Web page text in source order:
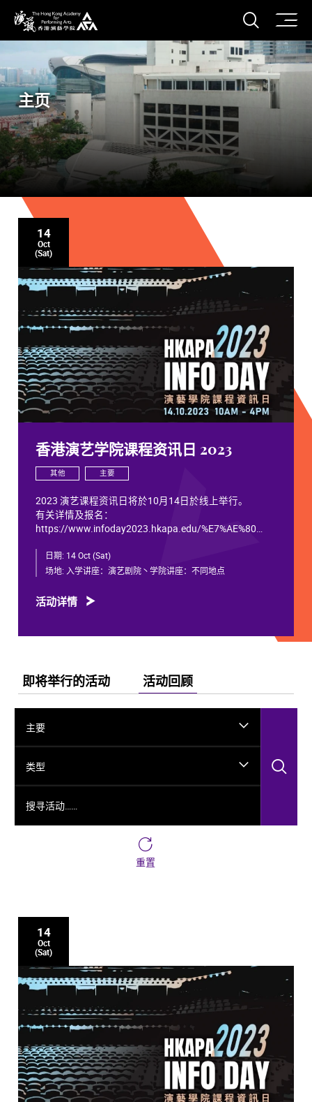
香港演艺学院
打开
主页
14
Oct
(Sat)
香港演艺学院课程资讯日 2023
其他 主要
2023 演艺课程资讯日将於10月14日於线上举行。
有关详情及报名：
https://www.infoday2023.hkapa.edu/%E7%AE%80
日期: 14 Oct (Sat)
场地: 入学讲座：演艺剧院丶学院讲座：不同地点
活动详情
即将举行的活动 活动回顾
主要
类型
重置
14
Oct
(Sat)